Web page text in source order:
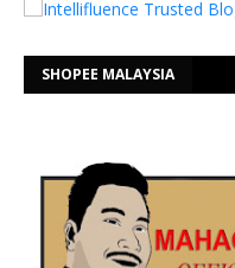
SHOPEE MALAYSIA